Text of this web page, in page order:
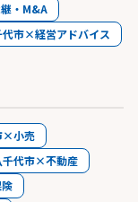
・M&A
代市×経営アドバイス
×小売
千代市×不動産